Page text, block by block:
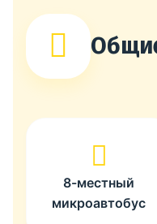
8-местный
микроавтобус